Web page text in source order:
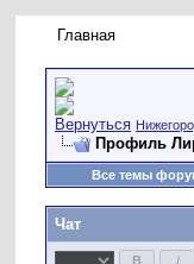
Главная
Профиль
Все темы
Чат